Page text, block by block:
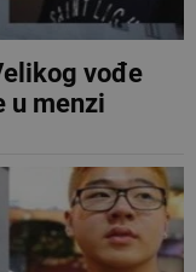
vođe
u menzi